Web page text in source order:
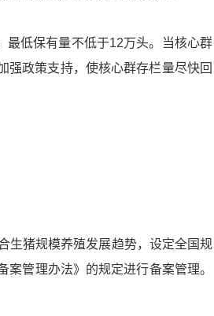
最低保有量不低于12万头。当核心群
强政策支持，使核心群存栏量尽快回
生猪规模养殖发展趋势，设定全国规
管理办法》的规定进行备案管理。